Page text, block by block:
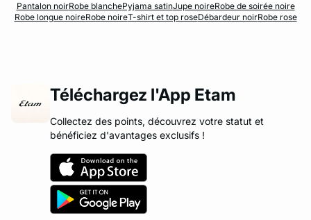
Pantalon noirRobe blanchePyjama satinJupe noireRobe de soirée noire
Robe longue noireRobe noireT-shirt et top roseDébardeur noirRobe rose
Téléchargez l'App Etam
Collectez des points, découvrez votre statut et
bénéficiez d'avantages exclusifs !